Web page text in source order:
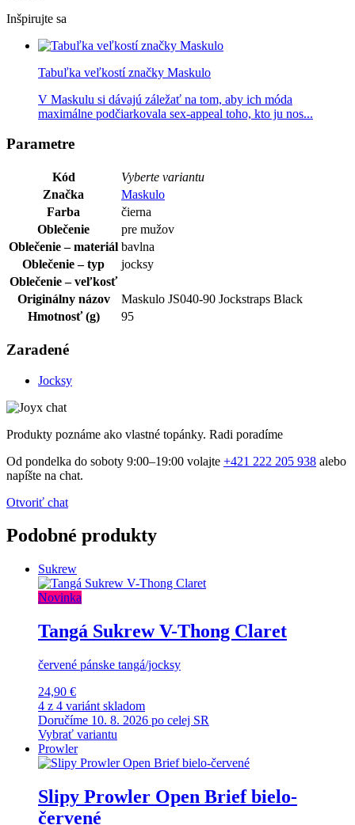
Inšpirujte sa
Tabuľka veľkostí značky Maskulo
V Maskulu si dávajú záležať na tom, aby ich móda
maximálne podčiarkovala sex-appeal toho, kto ju nos...
Parametre
Kód
Vyberte variantu
Značka
Maskulo
Farba
čierna
Oblečenie
pre mužov
Oblečenie – materiál bavlna
Oblečenie – typ
jocksy
Oblečenie – veľkosť
Originálny názov
Maskulo JS040-90 Jockstraps Black
Hmotnosť (g)
95
Zaradené
Jocksy
Produkty poznáme ako vlastné topánky. Radi poradíme
Od pondelka do soboty 9:00–19:00 volajte +421 222 205 938 alebo
napíšte na chat.
Otvoriť chat
Podobné produkty
Sukrew
Novinka
Tangá Sukrew V-Thong Claret
červené pánske tangá/jocksy
24,90 €
4 z 4 variánt skladom
Doručíme 10. 8. 2026 po celej SR
Vybrať variantu
Prowler
Slipy Prowler Open Brief bielo-
červené